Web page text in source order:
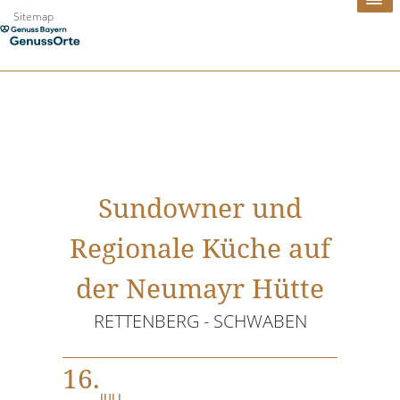
Zum
Inhalt
Sitemap
Sundowner und
Regionale Küche auf
der Neumayr Hütte
RETTENBERG - SCHWABEN
16.